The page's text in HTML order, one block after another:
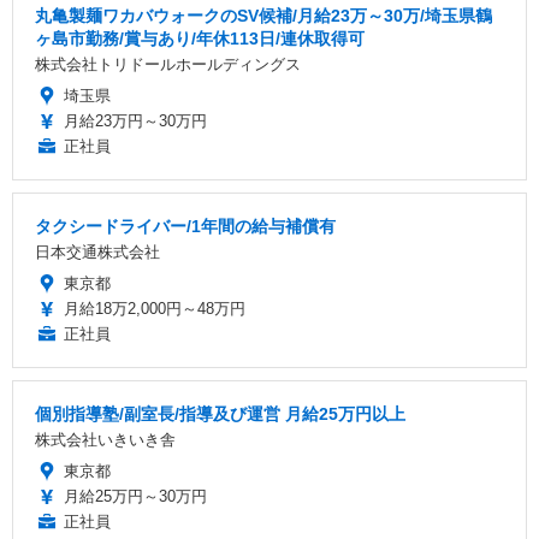
丸亀製麺ワカバウォークのSV候補/月給23万～30万/埼玉県鶴
ヶ島市勤務/賞与あり/年休113日/連休取得可
株式会社トリドールホールディングス
埼玉県
月給23万円～30万円
正社員
タクシードライバー/1年間の給与補償有
日本交通株式会社
東京都
月給18万2,000円～48万円
正社員
個別指導塾/副室長/指導及び運営 月給25万円以上
株式会社いきいき舎
東京都
月給25万円～30万円
正社員